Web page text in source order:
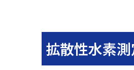
拡散性水素